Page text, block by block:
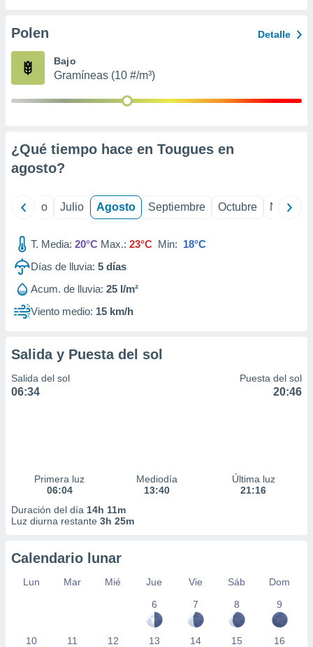
e
mediante
de
1199
Polen Detalle
Bajo
Gramíneas (10 #/m³)
¿Qué tiempo hace en Tougues en
agosto?
Junio Julio Agosto Septiembre Octubre
T. Media: 20°C Max.: 23°C Min: 18°C
Días de lluvia: 5 días
Acum. de lluvia: 25 l/m²
Viento medio: 15 km/h
Salida y Puesta del sol
Salida del sol
06:34
Puesta del sol
20:46
Primera luz
06:04
Mediodía
13:40
Última luz
21:16
Duración del día 14h 11m
Luz diurna restante 3h 25m
Calendario lunar
Lun Mar Mié Jue Vie Sáb
Dom
6
7 8 9
10 11 12 13 14 15 16